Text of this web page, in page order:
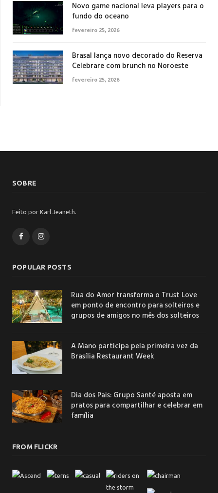
Novo game nacional leva players para o
fundo do oceano
fevereiro 25, 2026
Brasal lança novo decorado do Reserva
Celebrare com brunch no Noroeste
fevereiro 25, 2026
SOBRE
Feito por Karl Jeaneth.
FacebookInstagram
POPULAR POSTS
Rua do Amor transforma o Trust Love
em ponto de encontro para solteiros e
grupos de amigos no mês dos solteiros
A Mano participa pela primeira vez da
Brasília Restaurant Week
Dia dos Pais: Grupo Santé aposta em
pratos para compartilhar e celebrar em
família
FROM FLICKR